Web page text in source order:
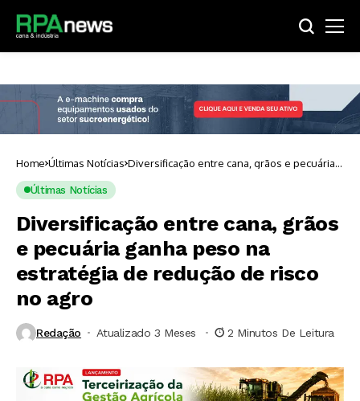
Home Últimas Notícias Diversificação entre cana, grãos e pecuária
ganha peso na estratégia de redução de
Últimas Notícias
Diversificação entre cana, grãos
e pecuária ganha peso na
estratégia de redução de risco
no agro
Redação Atualizado 3 Meses ⁮ 2 Minutos De Leitura